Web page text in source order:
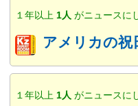
１年以上 1人 がニュースに
アメリカの祝
１年以上 1人 がニュースに